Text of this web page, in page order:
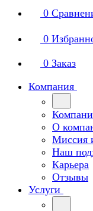
0
0
0 Заказ
Компания
О
Миссия
Наш
Карьера
Отзывы
Услуги